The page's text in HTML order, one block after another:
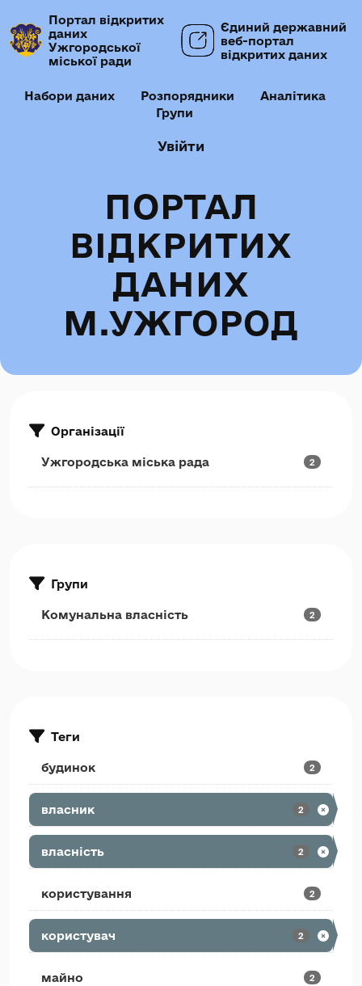
Портал відкритих
даних
Ужгородської
міської ради
Єдиний державний
веб-портал
відкритих даних
Набори даних Розпорядники
Аналітика
Групи
Увійти
ПОРТАЛ
ВІДКРИТИХ
ДАНИХ
М.УЖГОРОД
Організації
Ужгородська міська рада 2
Групи
Комунальна власність 2
Теги
будинок 2
власник 2
власність 2
користування 2
користувач 2
майно 2